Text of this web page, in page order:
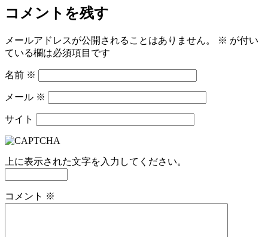
コメントを残す
メールアドレスが公開されることはありません。 ※ が付い
ている欄は必須項目です
名前 ※
メール ※
サイト
上に表示された文字を入力してください。
コメント ※